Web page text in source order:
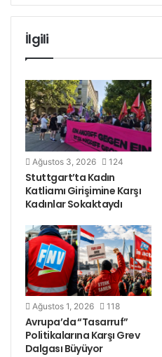
İlgili
Ağustos 3, 2026 124
Stuttgart’ta Kadın
Katliamı Girişimine Karşı
Kadınlar Sokaktaydı
Ağustos 1, 2026 118
Avrupa’da “Tasarruf”
Politikalarına Karşı Grev
Dalgası Büyüyor